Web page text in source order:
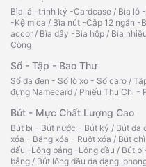
Bìa lá -trình ký -Cardcase / Bìa lỗ
-Kệ mica / Bìa nút -Cặp 12 ngăn -
accor / Bìa dây -Bìa hộp / Bìa
Còng
Sổ - Tập - Bao Thư
Sổ da đen - Sổ lò xo - Sổ caro /
đựng Namecard / Phiếu Thu Chi -
Bút - Mực Chất Lượng Cao
Bút bi - Bút nước - Bút ký / Bút dạ
xóa - Băng xóa - Ruột xóa / Bút
dấu -Lông bảng -Lông dầu / Bút
bảng / Bút lông dầu đa dạng,